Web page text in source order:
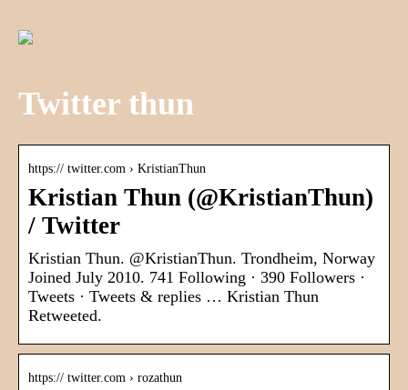
Twitter thun
https:// twitter.com › KristianThun
Kristian Thun (@KristianThun)
/ Twitter
Kristian Thun. @KristianThun. Trondheim, Norway
Joined July 2010. 741 Following · 390 Followers ·
Tweets · Tweets & replies … Kristian Thun
Retweeted.
https:// twitter.com › rozathun